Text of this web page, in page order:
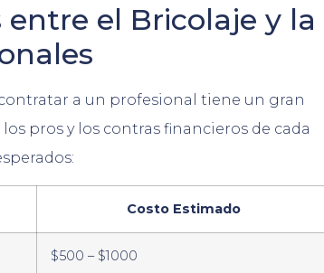
el Bricolaje y la
a un profesional tiene un gran
pros y los contras financieros de cada
Costo Estimado
$500 – $1000